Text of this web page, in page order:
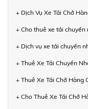
+ Dịch Vụ Xe Tải Chở
+ Cho thuê xe tải
+ Dịch vụ xe tải chuyển
+ Thuê Xe Tải Chuyển
+ Thuê Xe Tải Chở Hàng
+ Cho Thuê Xe Tải Chở